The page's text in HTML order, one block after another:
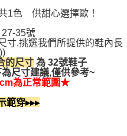
1色 供甜心選擇歐！
35號
寸,挑選我們所提供的鞋內長
的尺寸為 32號鞋子
尺寸建議,僅供參考~
為正常範圍★
範穿▸▸▸